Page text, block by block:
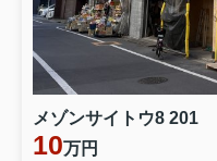
メゾンサイトウ8 201
10万円